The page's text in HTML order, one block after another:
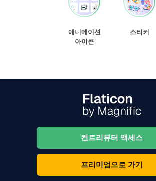
애니메이션
아이콘
스티커
컨트리뷰터 액세스
프리미엄으로 가기